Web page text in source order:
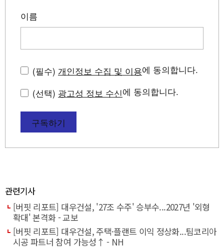
이름
(필수) 개인정보 수집 및 이용에 동의합니다.
(선택) 광고성 정보 수신에 동의합니다.
구독하기
관련기사
[버핏 리포트] 대우건설, '27조 수주' 승부수...2027년 '외형
확대' 본격화 - 교보
[버핏 리포트] 대우건설, 주택·플랜트 이익 정상화...팀코리아
시공 파트너 참여 가능성↑ - NH